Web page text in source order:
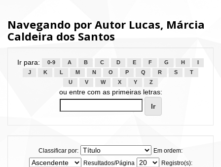
Navegando por Autor Lucas, Márcia
Caldeira dos Santos
Ir para: 0-9 A B C D E F G H
J
K L M N O P Q R S
T
U
V W X Y Z
ou entre com as primeiras letras:
Classificar por:
Em ordem:
Resultados/Página
Registro(s):